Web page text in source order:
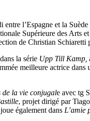
l’Espagne et la
Supérieure des Arts
de Christian Schiaretti
la série Upp Till Kamp,
meilleure actrice dans
de la vie conjugale avec tg
, projet dirigé par
également dans L’amie